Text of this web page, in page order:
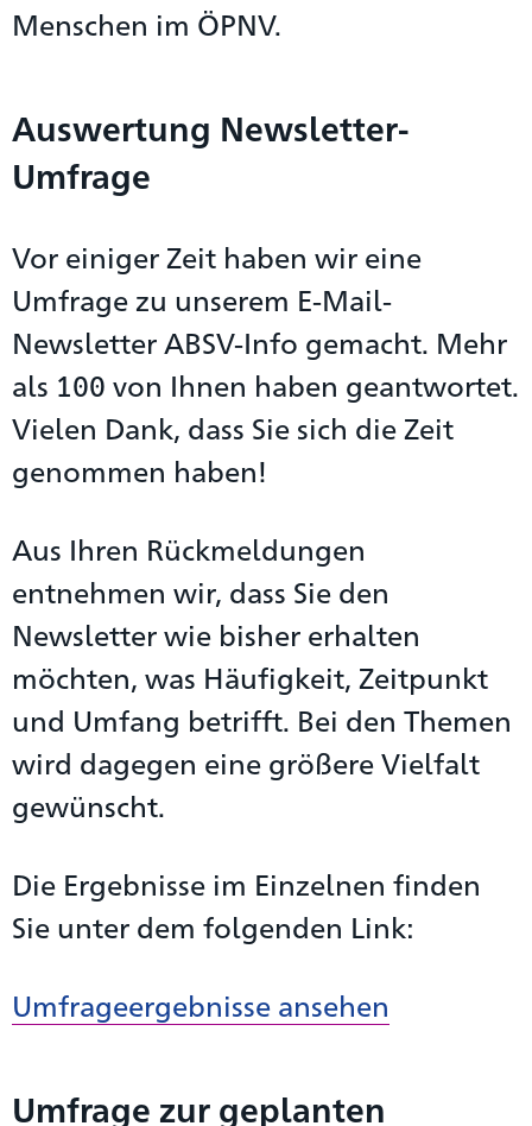
Menschen im ÖPNV.
Auswertung Newsletter-
Umfrage
Vor einiger Zeit haben wir eine
Umfrage zu unserem E-Mail-
Newsletter ABSV-Info gemacht. Mehr
als 100 von Ihnen haben geantwortet.
Vielen Dank, dass Sie sich die Zeit
genommen haben!
Aus Ihren Rückmeldungen
entnehmen wir, dass Sie den
Newsletter wie bisher erhalten
möchten, was Häufigkeit, Zeitpunkt
und Umfang betrifft. Bei den Themen
wird dagegen eine größere Vielfalt
gewünscht.
Die Ergebnisse im Einzelnen finden
Sie unter dem folgenden Link:
Umfrageergebnisse ansehen
Umfrage zur geplanten